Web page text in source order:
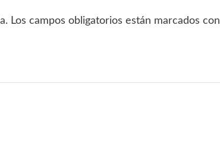
Los campos obligatorios están marcados con